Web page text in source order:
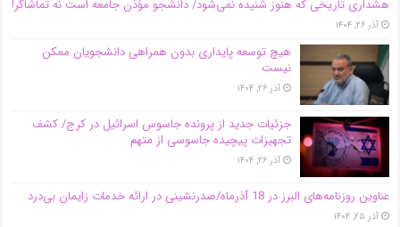
هشداری تاریخی که هنوز شنیده نمی‌شود/ دانشجو مؤذن جامعه است نه تماشاگر!
آذر ۲۶, ۱۴۰۴
هیچ توسعه پایداری بدون همراهی دانشجویان ممکن
نیست
آذر ۲۶, ۱۴۰۴
جزئیات جدید از پرونده جاسوس اسرائیل در کرج/‌ کشف
تجهیزات پیچیده جاسوسی از متهم
آذر ۲۶, ۱۴۰۴
عناوین روزنامه‌های البرز در ‌18 آذرماه/صدرنشینی در ارائه خدمات زایمان بی‌درد
آذر ۲۵, ۱۴۰۴